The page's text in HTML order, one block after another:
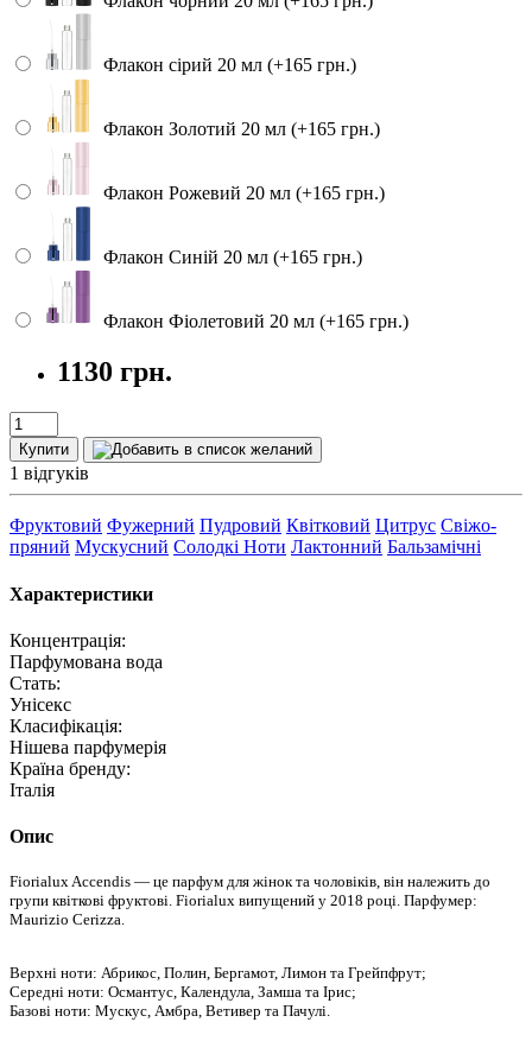
Флакон сірий 20 мл (+165 грн.)
Флакон Золотий 20 мл (+165 грн.)
Флакон Рожевий 20 мл (+165 грн.)
Флакон Синій 20 мл (+165 грн.)
Флакон Фіолетовий 20 мл (+165 грн.)
1130 грн.
Купити
1 відгуків
Фруктовий Фужерний Пудровий Квітковий Цитрус Свіжо-
пряний Мускусний Солодкі Ноти Лактонний Бальзамічні
Характеристики
Концентрація:
Парфумована вода
Стать:
Унісекс
Класифікація:
Нішева парфумерія
Країна бренду:
Італія
Опис
Fiorialux Accendis — це парфум для жінок та чоловіків, він належить до
групи квіткові фруктові. Fiorialux випущений у 2018 році. Парфумер:
Maurizio Cerizza.
Верхні ноти: Абрикос, Полин, Бергамот, Лимон та Грейпфрут;
Середні ноти: Османтус, Календула, Замша та Ірис;
Базові ноти: Мускус, Амбра, Ветивер та Пачулі.